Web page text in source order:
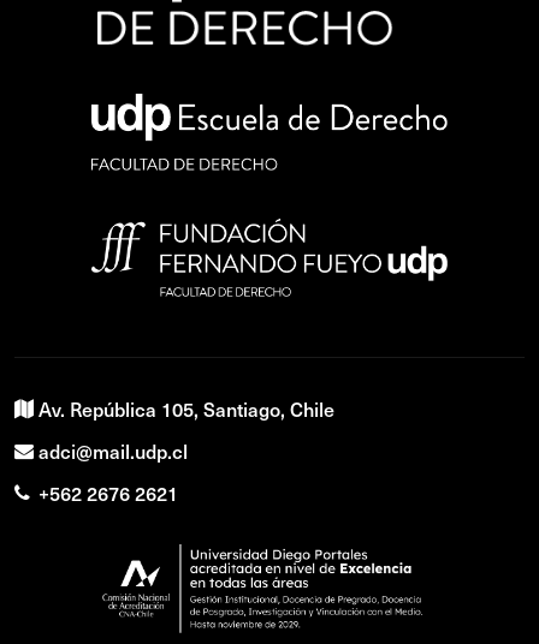
Av. República 105, Santiago, Chile
adci@mail.udp.cl
+562 2676 2621